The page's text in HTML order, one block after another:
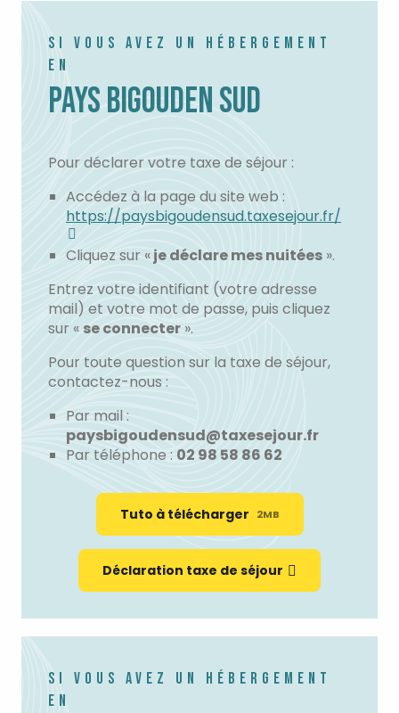
SI VOUS AVEZ UN HÉBERGEMENT
EN
PAYS BIGOUDEN SUD
Pour déclarer votre taxe de séjour :
Accédez à la page du site web :
https://paysbigoudensud.taxesejour.fr/
Cliquez sur «je déclare mes nuitées ».
Entrez votre identifiant (votre adresse
mail) et votre mot de passe, puis cliquez
sur « se connecter ».
Pour toute question sur la taxe de séjour,
contactez-nous :
Par mail :
paysbigoudensud@taxesejour.fr
Par téléphone : 02 98 58 86 62
Tuto à télécharger 2MB
Déclaration taxe de séjour
SI VOUS AVEZ UN HÉBERGEMENT
EN